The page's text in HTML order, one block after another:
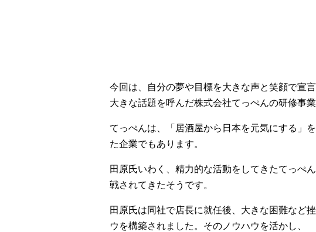
今回は、自分の夢や目標を大きな声と笑顔で宣
大きな話題を呼んだ株式会社てっぺんの研修事
てっぺんは、「居酒屋から日本を元気にする」
た企業でもあります。
田原氏いわく、精力的な活動をしてきたてっぺ
戦されてきたそうです。
田原氏は同社で店長に就任後、大きな困難など
ウを構築されました。そのノウハウを活かし、